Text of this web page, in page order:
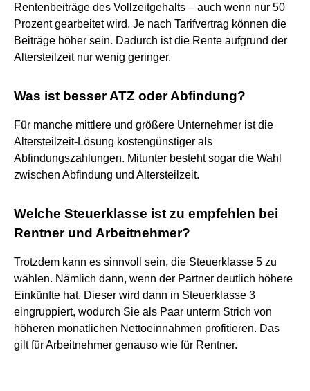
Rentenbeiträge des Vollzeitgehalts – auch wenn nur 50
Prozent gearbeitet wird. Je nach Tarifvertrag können die
Beiträge höher sein. Dadurch ist die Rente aufgrund der
Altersteilzeit nur wenig geringer.
Was ist besser ATZ oder Abfindung?
Für manche mittlere und größere Unternehmer ist die
Altersteilzeit-Lösung kostengünstiger als
Abfindungszahlungen. Mitunter besteht sogar die Wahl
zwischen Abfindung und Altersteilzeit.
Welche Steuerklasse ist zu empfehlen bei
Rentner und Arbeitnehmer?
Trotzdem kann es sinnvoll sein, die Steuerklasse 5 zu
wählen. Nämlich dann, wenn der Partner deutlich höhere
Einkünfte hat. Dieser wird dann in Steuerklasse 3
eingruppiert, wodurch Sie als Paar unterm Strich von
höheren monatlichen Nettoeinnahmen profitieren. Das
gilt für Arbeitnehmer genauso wie für Rentner.